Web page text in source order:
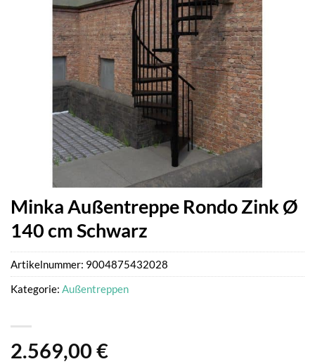
Minka Außentreppe Rondo Zink Ø
140 cm Schwarz
2.569,00 €
Artikelnummer: 9004875432028
Kategorie: Außentreppen